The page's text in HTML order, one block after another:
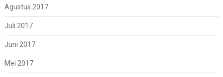
Agustus 2017
Juli 2017
Juni 2017
Mei 2017